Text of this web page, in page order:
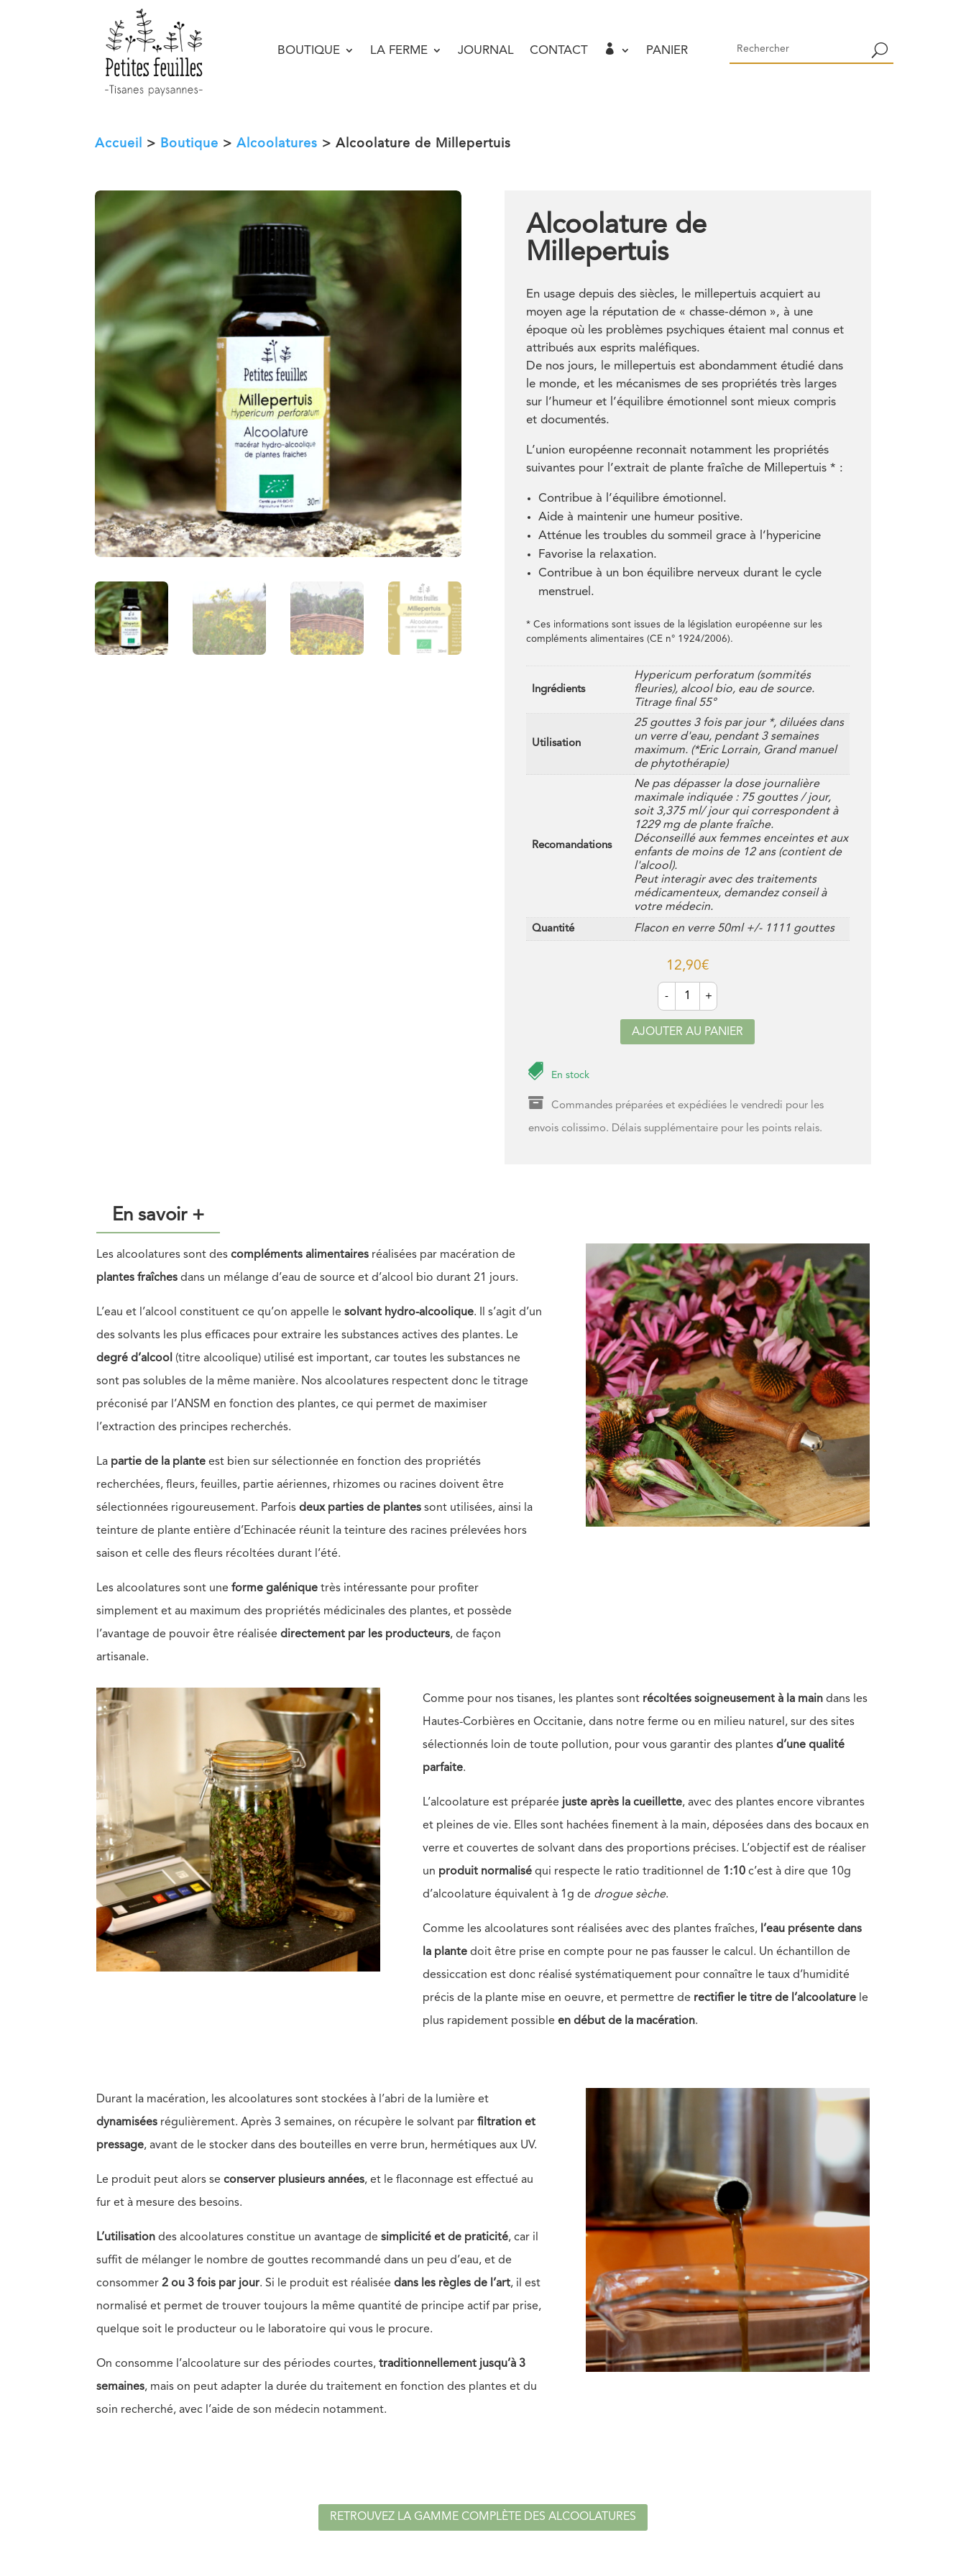
BOUTIQUE LA FERME JOURNAL CONTACT  PANIER
Accueil > Boutique > Alcoolatures > Alcoolature de Millepertuis
Alcoolature de
Millepertuis
En usage depuis des siècles, le millepertuis acquiert au
moyen age la réputation de « chasse-démon », à une
époque où les problèmes psychiques étaient mal connus et
attribués aux esprits maléfiques.
De nos jours, le millepertuis est abondamment étudié dans
le monde, et les mécanismes de ses propriétés très larges
sur l’humeur et l’équilibre émotionnel sont mieux compris
et documentés.
L’union européenne reconnait notamment les propriétés
suivantes pour l’extrait de plante fraîche de Millepertuis * :
Contribue à l’équilibre émotionnel.
Aide à maintenir une humeur positive.
Atténue les troubles du sommeil grace à l’hypericine
Favorise la relaxation.
Contribue à un bon équilibre nerveux durant le cycle
menstruel.
* Ces informations sont issues de la législation européenne sur les
compléments alimentaires (CE n° 1924/2006).
Ingrédients
Hypericum perforatum (sommités
fleuries), alcool bio, eau de source.
Titrage final 55°
Utilisation
25 gouttes 3 fois par jour *, diluées dans
un verre d'eau, pendant 3 semaines
maximum. (*Eric Lorrain, Grand manuel
de phytothérapie)
Recomandations
Ne pas dépasser la dose journalière
maximale indiquée : 75 gouttes / jour,
soit 3,375 ml/ jour qui correspondent à
1229 mg de plante fraîche.
Déconseillé aux femmes enceintes et aux
enfants de moins de 12 ans (contient de
l'alcool).
Peut interagir avec des traitements
médicamenteux, demandez conseil à
votre médecin.
Quantité Flacon en verre 50ml +/- 1111 gouttes
12,90€
-
quantité
de
Alcoolature
de
Millepertuis
+
AJOUTER AU PANIER
 En stock
 Commandes préparées et expédiées le vendredi pour les
envois colissimo. Délais supplémentaire pour les points relais.
En savoir +
Les alcoolatures sont descompléments alimentaires réalisées par macération de
plantes fraîches dans un mélange d’eau de source et d’alcool bio durant 21 jours.
L’eau et l’alcool constituent ce qu’on appelle lesolvant hydro-alcoolique. Il s’agit d’un
des solvants les plus efficaces pour extraire les substances actives des plantes. Le
degré d’alcool (titre alcoolique) utilisé est important, car toutes les substances ne
sont pas solubles de la même manière. Nos alcoolatures respectent donc le titrage
préconisé par l’ANSM en fonction des plantes, ce qui permet de maximiser
l’extraction des principes recherchés.
La partie de la plante est bien sur sélectionnée en fonction des propriétés
recherchées, fleurs, feuilles, partie aériennes, rhizomes ou racines doivent être
sélectionnées rigoureusement. Parfoisdeux parties de plantes sont utilisées, ainsi la
teinture de plante entière d’Echinacée réunit la teinture des racines prélevées hors
saison et celle des fleurs récoltées durant l’été.
Les alcoolatures sont une forme galénique très intéressante pour profiter
simplement et au maximum des propriétés médicinales des plantes, et possède
l’avantage de pouvoir être réalisée directement par les producteurs, de façon
artisanale.
Comme pour nos tisanes, les plantes sont récoltées soigneusement à la main dans les
Hautes-Corbières en Occitanie, dans notre ferme ou en milieu naturel, sur des sites
sélectionnés loin de toute pollution, pour vous garantir des plantesd’une qualité
parfaite.
L’alcoolature est préparée juste après la cueillette, avec des plantes encore vibrantes
et pleines de vie. Elles sont hachées finement à la main, déposées dans des bocaux en
verre et couvertes de solvant dans des proportions précises. L’objectif est de réaliser
un produit normalisé qui respecte le ratio traditionnel de 1:10 c’est à dire que 10g
d’alcoolature équivalent à 1g de drogue sèche.
Comme les alcoolatures sont réalisées avec des plantes fraîches, l’eau présente dans
la plante doit être prise en compte pour ne pas fausser le calcul. Un échantillon de
dessiccation est donc réalisé systématiquement pour connaître le taux d’humidité
précis de la plante mise en oeuvre, et permettre de rectifier le titre de l’alcoolature le
plus rapidement possibleen début de la macération.
Durant la macération, les alcoolatures sont stockées à l’abri de la lumière et
dynamisées régulièrement. Après 3 semaines, on récupère le solvant parfiltration et
pressage, avant de le stocker dans des bouteilles en verre brun, hermétiques aux UV.
Le produit peut alors se conserver plusieurs années, et le flaconnage est effectué au
fur et à mesure des besoins.
L’utilisation des alcoolatures constitue un avantage de simplicité et de praticité, car il
suffit de mélanger le nombre de gouttes recommandé dans un peu d’eau, et de
consommer2 ou 3 fois par jour. Si le produit est réaliséedans les règles de l’art, il est
normalisé et permet de trouver toujours la même quantité de principe actif par prise,
quelque soit le producteur ou le laboratoire qui vous le procure.
On consomme l’alcoolature sur des périodes courtes,traditionnellement jusqu’à 3
semaines, mais on peut adapter la durée du traitement en fonction des plantes et du
soin recherché, avec l’aide de son médecin notamment.
RETROUVEZ LA GAMME COMPLÈTE DES ALCOOLATURES